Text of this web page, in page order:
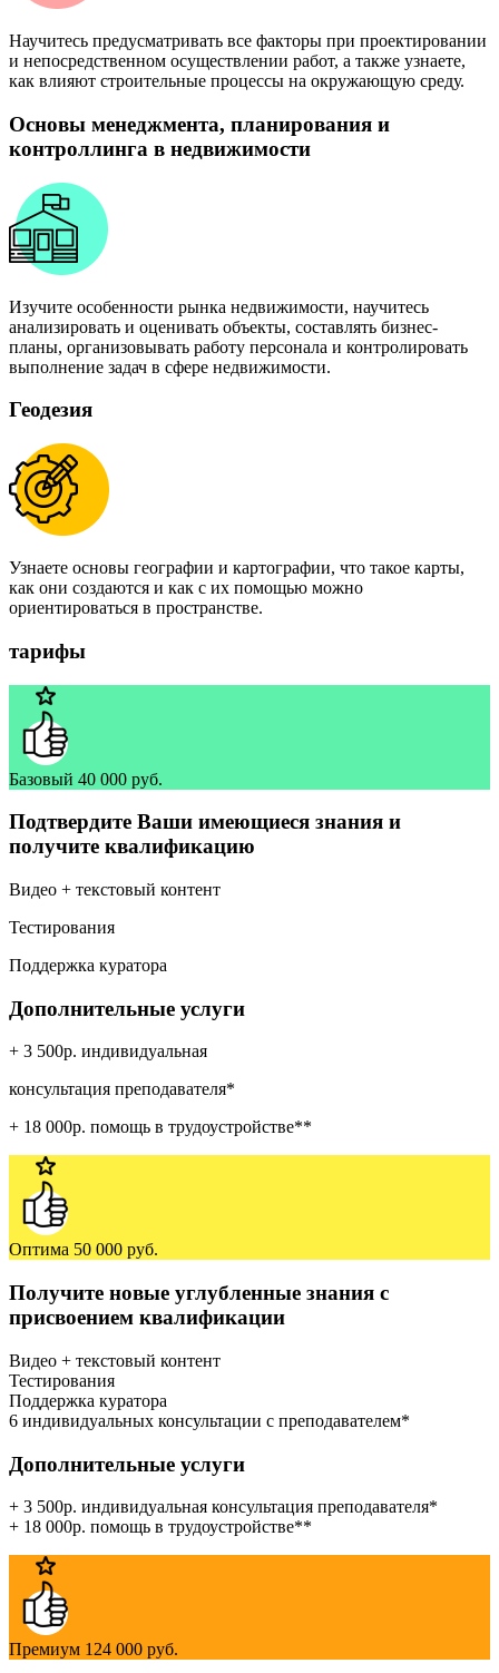
Научитесь предусматривать все факторы при проектировании
и непосредственном осуществлении работ, а также узнаете,
как влияют строительные процессы на окружающую среду.
Основы менеджмента, планирования и
контроллинга в недвижимости
Изучите особенности рынка недвижимости, научитесь
анализировать и оценивать объекты, составлять бизнес-
планы, организовывать работу персонала и контролировать
выполнение задач в сфере недвижимости.
Геодезия
Узнаете основы географии и картографии, что такое карты,
как они создаются и как с их помощью можно
ориентироваться в пространстве.
тарифы
Базовый 40 000 руб.
Подтвердите Ваши имеющиеся знания и
получите квалификацию
Видео + текстовый контент
Тестирования
Поддержка куратора
Дополнительные услуги
+ 3 500р. индивидуальная
консультация преподавателя*
+ 18 000р. помощь в трудоустройстве**
Оптима 50 000 руб.
Получите новые углубленные знания с
присвоением квалификации
Видео + текстовый контент
Тестирования
Поддержка куратора
6 индивидуальных консультации с преподавателем*
Дополнительные услуги
+ 3 500р. индивидуальная консультация преподавателя*
+ 18 000р. помощь в трудоустройстве**
Премиум 124 000 руб.